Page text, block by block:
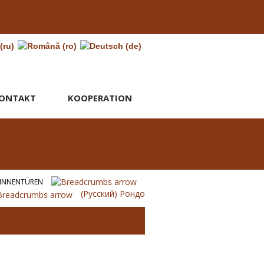
KOOPERATION
INNENTÜREN
(Русский) Рондо